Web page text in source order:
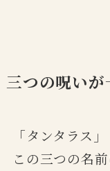
三つの呪い
「タンタラス
この三つの名